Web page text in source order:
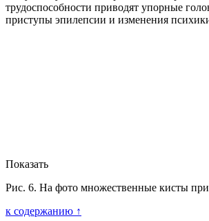
трудоспособности приводят упорные
приступы эпилепсии и изменения
Показать
Рис. 6. На фото множественные кисты при
к содержанию ↑